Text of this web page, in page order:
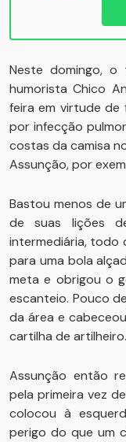
Neste domingo, o
humorista Chico
feira em virtude de
por infecção
costas da camisa
Assunção, por
Bastou menos de
de suas lições
intermediária, todo
para uma bola
meta e obrigou o
escanteio. Pouco
da área e
cartilha de artilheiro.
Assunção então
pela primeira vez
colocou à
perigo do que um